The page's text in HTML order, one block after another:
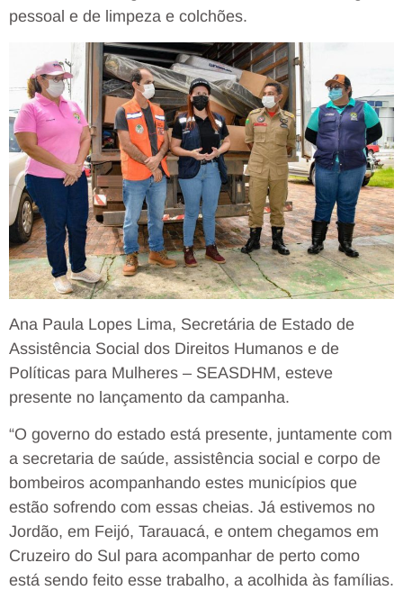
pessoal e de limpeza e colchões.
Ana Paula Lopes Lima, Secretária de Estado de
Assistência Social dos Direitos Humanos e de
Políticas para Mulheres – SEASDHM, esteve
presente no lançamento da campanha.
“O governo do estado está presente, juntamente com
a secretaria de saúde, assistência social e corpo de
bombeiros acompanhando estes municípios que
estão sofrendo com essas cheias. Já estivemos no
Jordão, em Feijó, Tarauacá, e ontem chegamos em
Cruzeiro do Sul para acompanhar de perto como
está sendo feito esse trabalho, a acolhida às famílias.